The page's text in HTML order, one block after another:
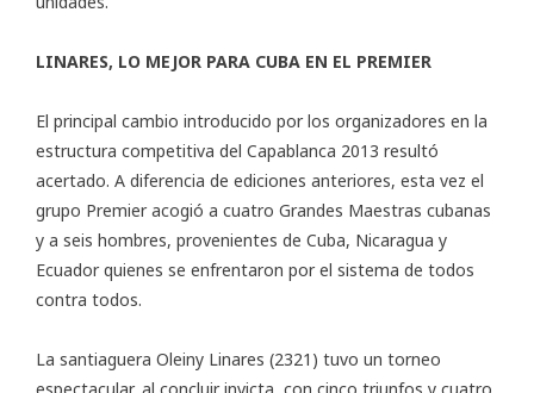
LINARES, LO MEJOR PARA CUBA EN EL PREMIER
El principal cambio introducido por los organizadores en la
estructura competitiva del Capablanca 2013 resultó
acertado. A diferencia de ediciones anteriores, esta vez el
grupo Premier acogió a cuatro Grandes Maestras cubanas
y a seis hombres, provenientes de Cuba, Nicaragua y
Ecuador quienes se enfrentaron por el sistema de todos
contra todos.
La santiaguera Oleiny Linares (2321) tuvo un torneo